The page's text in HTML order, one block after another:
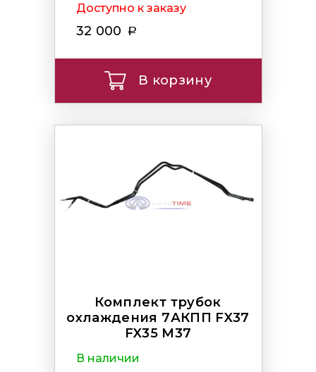
Доступно к заказу
32 000
В корзину
Комплект трубок
охлаждения 7АКПП FX37
FX35 M37
В наличии